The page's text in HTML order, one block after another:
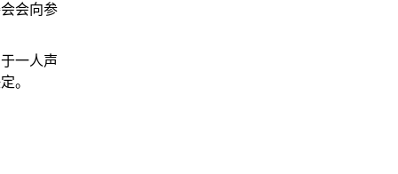
会向参
一人声
。